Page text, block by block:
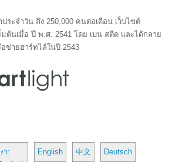
ะจำวัน ถึง 250,000 คนต่อเดือน เว็บไซต์
มต้นเมื่อ ปี พ.ศ. 2541 โดย เบน สตีด และได้กลาย
ข่ายฮาร์ทไล์ในปี 2543
า:
English 中文 Deutsch